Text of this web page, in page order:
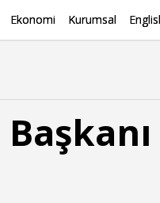
Ekonomi Kurumsal